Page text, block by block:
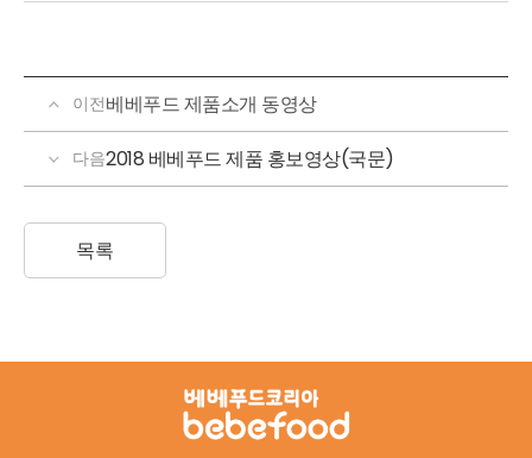
이전베베푸드 제품소개 동영상
다음2018 베베푸드 제품 홍보영상(국문)
목록